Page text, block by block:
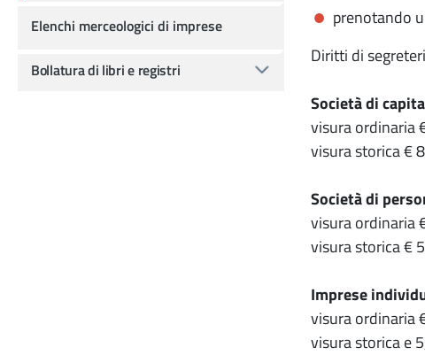
prenotando
Diritti di
Società di
visura ordinaria
visura storica €
Società di
visura ordinaria
visura storica €
Imprese
visura ordinaria
visura storica e
Elenchi merceologici di imprese
Bollatura di libri e registri